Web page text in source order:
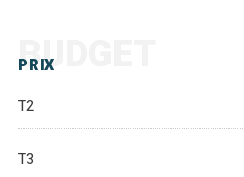
PRIX
BUDGET
T2
T3